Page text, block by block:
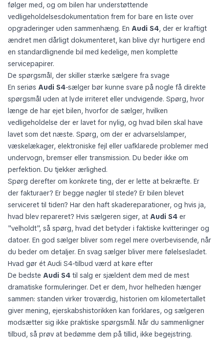
følger med, og om bilen har understøttende
vedligeholdelsesdokumentation frem for bare en liste over
opgraderinger uden sammenhæng. En Audi S4, der er kraftigt
ændret men dårligt dokumenteret, kan blive dyr hurtigere end
en standardlignende bil med kedelige, men komplette
servicepapirer.
De spørgsmål, der skiller stærke sælgere fra svage
En seriøs Audi S4-sælger bør kunne svare på nogle få direkte
spørgsmål uden at lyde irriteret eller undvigende. Spørg, hvor
længe de har ejet bilen, hvorfor de sælger, hvilken
vedligeholdelse der er lavet for nylig, og hvad bilen skal have
lavet som det næste. Spørg, om der er advarselslamper,
væskelækager, elektroniske fejl eller uafklarede problemer med
undervogn, bremser eller transmission. Du beder ikke om
perfektion. Du tjekker ærlighed.
Spørg derefter om konkrete ting, der er lette at bekræfte. Er
der fakturaer? Er begge nøgler til stede? Er bilen blevet
serviceret til tiden? Har den haft skadereparationer, og hvis ja,
hvad blev repareret? Hvis sælgeren siger, at Audi S4 er
"velholdt", så spørg, hvad det betyder i faktiske kvitteringer og
datoer. En god sælger bliver som regel mere overbevisende, når
du beder om detaljer. En svag sælger bliver mere følelsesladet.
Hvad gør ét Audi S4-tilbud værd at køre efter
De bedste Audi S4 til salg er sjældent dem med de mest
dramatiske formuleringer. Det er dem, hvor helheden hænger
sammen: standen virker troværdig, historien om kilometertallet
giver mening, ejerskabshistorikken kan forklares, og sælgeren
modsætter sig ikke praktiske spørgsmål. Når du sammenligner
tilbud, så prøv at bedømme dem på tillid, ikke begejstring.